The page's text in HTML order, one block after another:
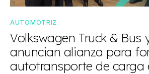
AUTOMOTRIZ
Volkswagen Truck & Bus
anuncian alianza para
autotransporte de carga